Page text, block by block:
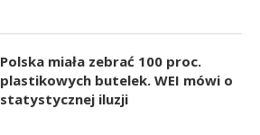
Polska miała zebrać 100 proc.
plastikowych butelek. WEI mówi o
statystycznej iluzji